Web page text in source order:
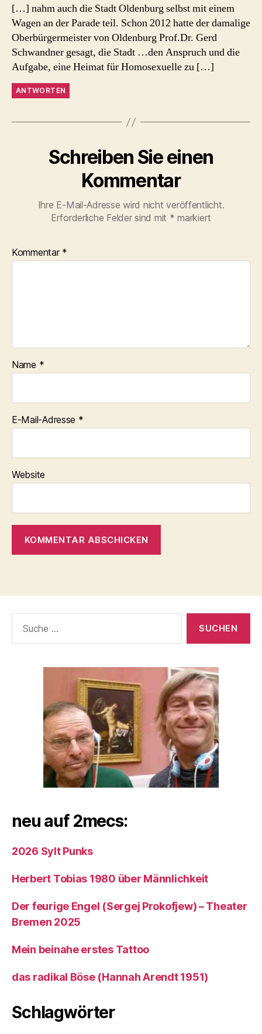
[…] nahm auch die Stadt Oldenburg selbst mit einem
Wagen an der Parade teil. Schon 2012 hatte der damalige
Oberbürgermeister von Oldenburg Prof.Dr. Gerd
Schwandner gesagt, die Stadt …den Anspruch und die
Aufgabe, eine Heimat für Homosexuelle zu […]
ANTWORTEN
Schreiben Sie einen
Kommentar
Ihre E-Mail-Adresse wird nicht veröffentlicht.
Erforderliche Felder sind mit * markiert
Kommentar *
Name *
E-Mail-Adresse *
Website
nach:
neu auf 2mecs:
2026 Sylt Punks
Herbert Tobias 1980 über Männlichkeit
Der feurige Engel (Sergej Prokofjew) – Theater
Bremen 2025
Mein beinahe erstes Tattoo
das radikal Böse (Hannah Arendt 1951)
Schlagwörter